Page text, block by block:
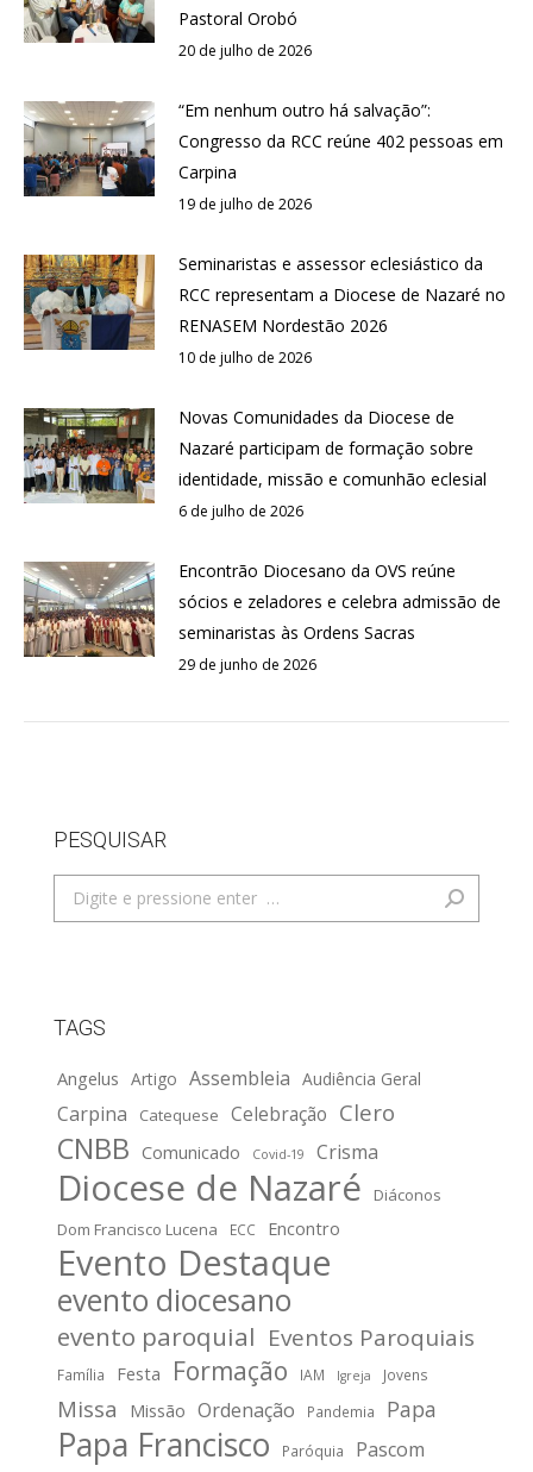
Pastoral Orobó
20 de julho de 2026
“Em nenhum outro há salvação”:
Congresso da RCC reúne 402 pessoas em
Carpina
19 de julho de 2026
Seminaristas e assessor eclesiástico da
RCC representam a Diocese de Nazaré no
RENASEM Nordestão 2026
10 de julho de 2026
Novas Comunidades da Diocese de
Nazaré participam de formação sobre
identidade, missão e comunhão eclesial
6 de julho de 2026
Encontrão Diocesano da OVS reúne
sócios e zeladores e celebra admissão de
seminaristas às Ordens Sacras
29 de junho de 2026
PESQUISAR
Search:
TAGS
Angelus Artigo Assembleia Audiência Geral
Carpina Catequese Celebração Clero
CNBB Comunicado Covid-19 Crisma
Diocese de Nazaré
Diáconos
Dom Francisco Lucena
ECC Encontro
Evento Destaque
evento diocesano
evento paroquial Eventos Paroquiais
Família Festa Formação IAM Igreja Jovens
Missa Missão Ordenação Pandemia Papa
Papa Francisco Paróquia
Pascom